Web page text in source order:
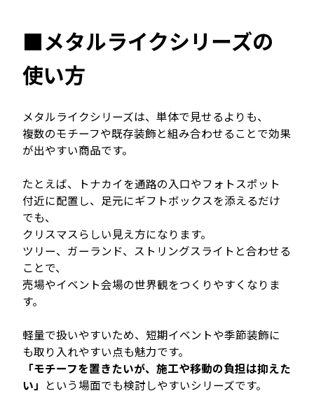
■メタルライクシリーズの
使い方
メタルライクシリーズは、単体で見せるよりも、
複数のモチーフや既存装飾と組み合わせることで効果
が出やすい商品です。
たとえば、トナカイを通路の入口やフォトスポット
付近に配置し、足元にギフトボックスを添えるだけ
でも、
クリスマスらしい見え方になります。
ツリー、ガーランド、ストリングスライトと合わせる
ことで、
売場やイベント会場の世界観をつくりやすくなりま
す。
軽量で扱いやすいため、短期イベントや季節装飾に
も取り入れやすい点も魅力です。
「モチーフを置きたいが、施工や移動の負担は抑えた
い」 という場面でも検討しやすいシリーズです。